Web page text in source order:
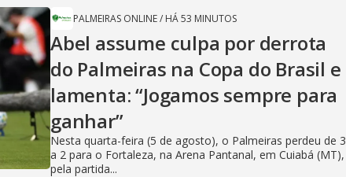
PALMEIRAS ONLINE/ HÁ 53 MINUTOS
Abel assume culpa por derrota
do Palmeiras na Copa do Brasil e
lamenta: “Jogamos sempre para
ganhar”
Nesta quarta-feira (5 de agosto), o Palmeiras perdeu de 3
a 2 para o Fortaleza, na Arena Pantanal, em Cuiabá (MT),
pela partida...